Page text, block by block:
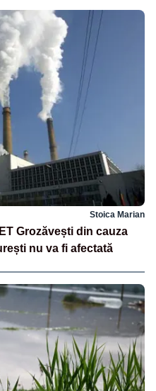
Stoica Marian
Grozăvești din cauza
nu va fi afectată